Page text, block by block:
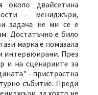
около двайсетина
- мениджъри,
задача не ми се е
Достатъчно е било
марка е помазала
интервюирани. През
и на сценариите за
- пристрастна
събитие. Преди
за която не